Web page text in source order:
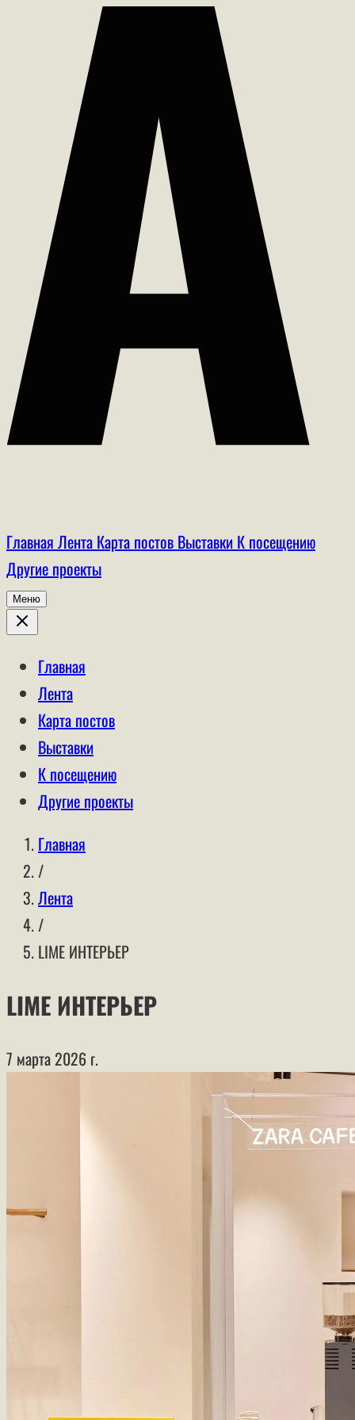
Главная Лента Карта постов Выставки К посещению
Другие проекты
Меню
Главная
Лента
Карта постов
Выставки
К посещению
Другие проекты
Главная
/
Лента
/
LIME ИНТЕРЬЕР
LIME ИНТЕРЬЕР
7 марта 2026 г.